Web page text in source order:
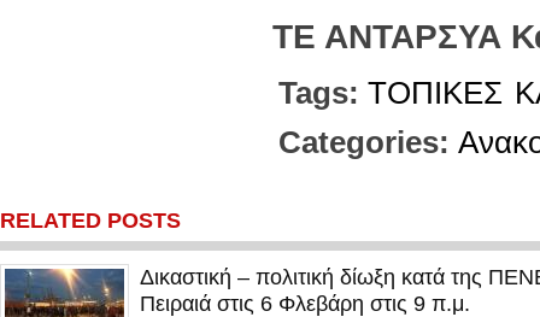
ΤΕ ΑΝΤΑΡΣΥΑ
Tags: ΤΟΠΙΚΕΣ
Categories:
RELATED POSTS
Δικαστική – πολιτική δίωξη κατά της
Πειραιά στις 6 Φλεβάρη στις 9 π.μ.